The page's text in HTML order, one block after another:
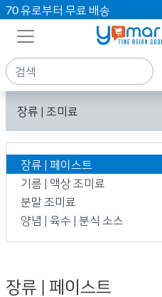
70 유로부터 무료 배송
장류 | 조미료
장류 | 페이스트
기름 | 액상 조미료
분말 조미료
양념 | 육수 | 분식 소스
장류 | 페이스트